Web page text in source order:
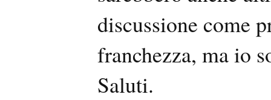
discussione come
franchezza, ma io
Saluti.